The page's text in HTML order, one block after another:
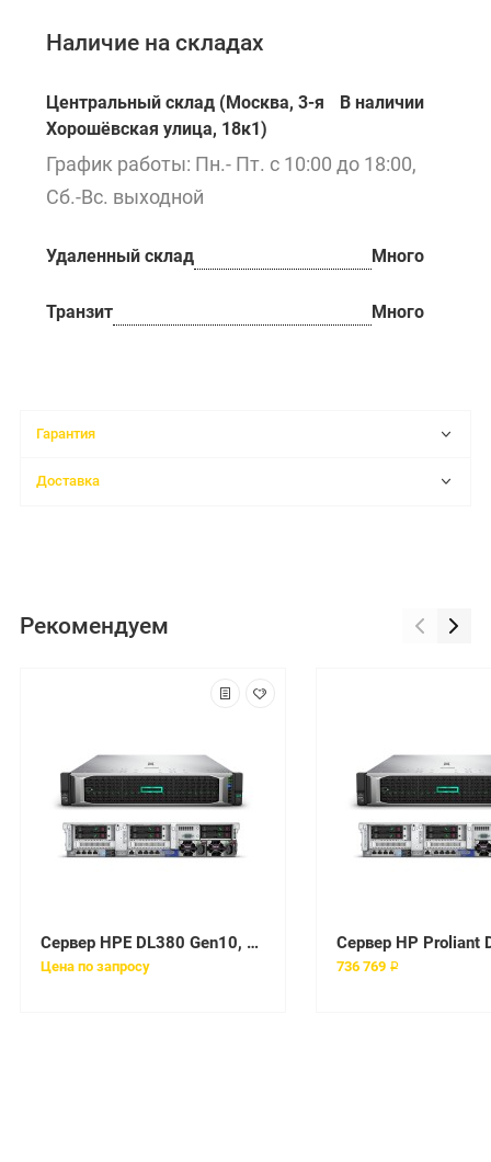
Наличие на складах
Центральный склад (Москва, 3-я
Хорошёвская улица, 18к1)
В наличии
График работы: Пн.- Пт. с 10:00 до 18:00,
Сб.-Вс. выходной
Удаленный склад Много
Транзит Много
Гарантия
Доставка
Рекомендуем
Сервер HPE DL380 Gen10, 1x 5220 Xeon-G 18C 2.2GHz, 1x32GB-R DDR4, P408i-a/2GB (RAID 1+0/5/5+0/6/6+0/1+0 ADM) noHDD (8/24+6 SFF 2.5" HP) 1x800W (up2), 2x 10/25GbE SFP28 FLR, noDVD, iLO5, Rack2U, 3-3-3
Цена по запросу 736 769 ₽